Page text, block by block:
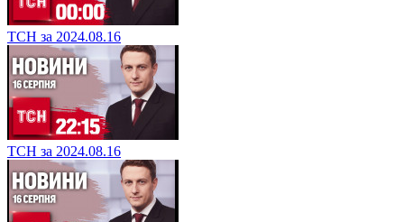
ТСН за 2024.08.16
ТСН за 2024.08.16